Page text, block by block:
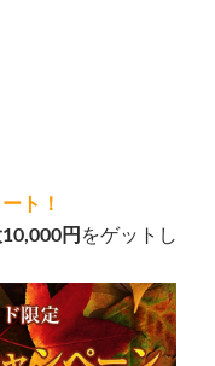
ト！
円 をゲットし